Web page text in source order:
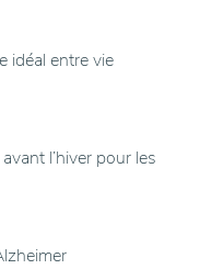
idéal entre vie
l’hiver pour les